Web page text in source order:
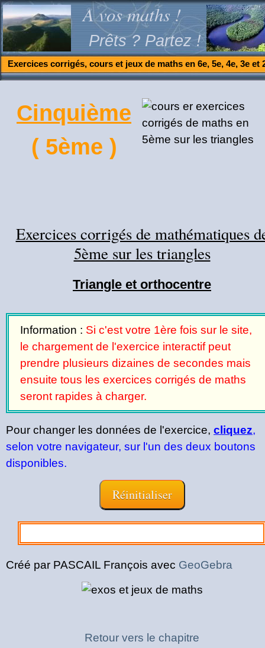
A vos maths !
Prêts ? Partez !
Exercices corrigés, cours et jeux de maths en 6e, 5e, 4e, 3e et
Cinquième
( 5ème )
Exercices corrigés de mathématiques
5ème sur les triangles
Triangle et orthocentre
Information : Si c'est votre 1ère fois sur le site,
le chargement de l'exercice interactif peut
prendre plusieurs dizaines de secondes mais
ensuite tous les exercices corrigés de maths
seront rapides à charger.
Pour changer les données de l'exercice, cliquez,
selon votre navigateur, sur l'un des deux boutons
disponibles.
Créé par PASCAIL François avec GeoGebra
Retour vers le chapitre